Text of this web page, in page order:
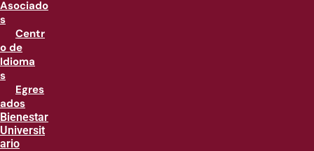
Asociado
s
Centr
o de
Idioma
s
Egres
ados
Bienestar
Universit
ario